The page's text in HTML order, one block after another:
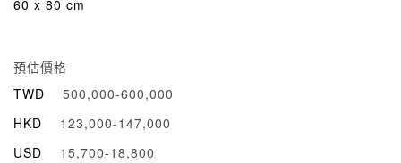
60 x 80 cm
預估價格
TWD
500,000-600,000
HKD
123,000-147,000
USD
15,700-18,800